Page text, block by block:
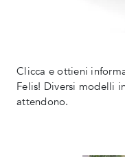
Clicca e ottieni
Felis! Diversi modelli
attendono.